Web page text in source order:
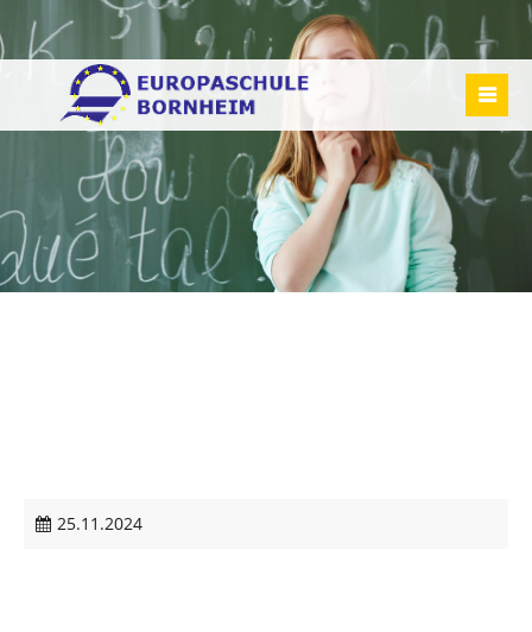
25.11.2024